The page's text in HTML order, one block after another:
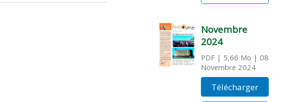
Novembre
2024
PDF| 5,66 Mo | 08
Novembre 2024
Télécharger